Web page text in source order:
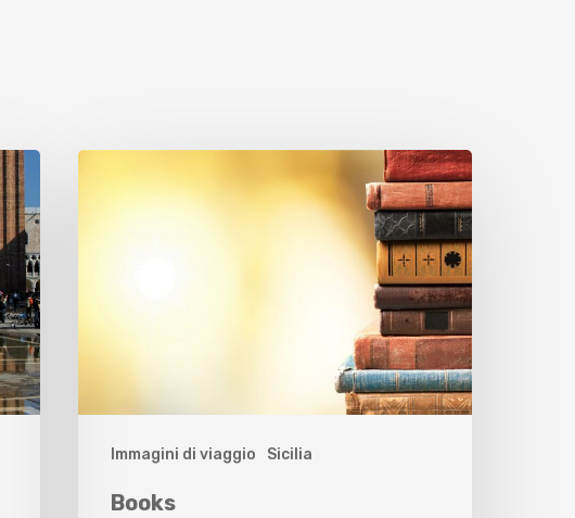
Immagini di viaggio Sicilia
Books